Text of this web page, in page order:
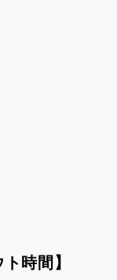
時間】